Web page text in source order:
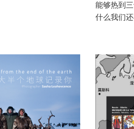
能够热到
什么我们